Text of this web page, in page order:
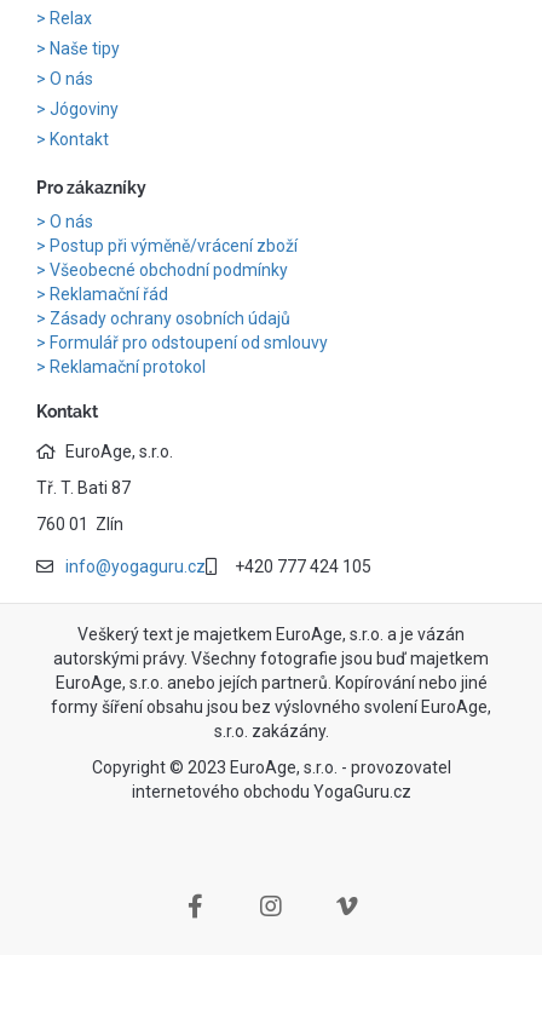
Relax
Naše tipy
O nás
Jógoviny
Kontakt
Pro zákazníky
O nás
Postup při výměně/vrácení zboží
Všeobecné obchodní podmínky
Reklamační řád
Zásady ochrany osobních údajů
Formulář pro odstoupení od smlouvy
Reklamační protokol
Kontakt
EuroAge, s.r.o.
Tř. T. Bati 87
760 01 Zlín
info@yogaguru.cz +420 777 424 105
Veškerý text je majetkem EuroAge, s.r.o. a je vázán
autorskými právy. Všechny fotografie jsou buď majetkem
EuroAge, s.r.o. anebo jejích partnerů. Kopírování nebo jiné
formy šíření obsahu jsou bez výslovného svolení EuroAge,
s.r.o. zakázány.
Copyright © 2023 EuroAge, s.r.o. - provozovatel
internetového obchodu YogaGuru.cz